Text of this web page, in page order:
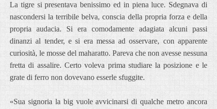
La tigre si presentava benissimo ed in piena luce. Sdegnava di
nascondersi la terribile belva, conscia della propria forza e della
propria audacia. Si era comodamente adagiata alcuni passi
dinanzi al tender, e si era messa ad osservare, con apparente
curiosità, le mosse del maharatto. Pareva che non avesse nessuna
fretta di assalire. Certo voleva prima studiare la posizione e le
grate di ferro non dovevano esserle sfuggite.
«Sua signoria la big vuole avvicinarsi di qualche metro ancora